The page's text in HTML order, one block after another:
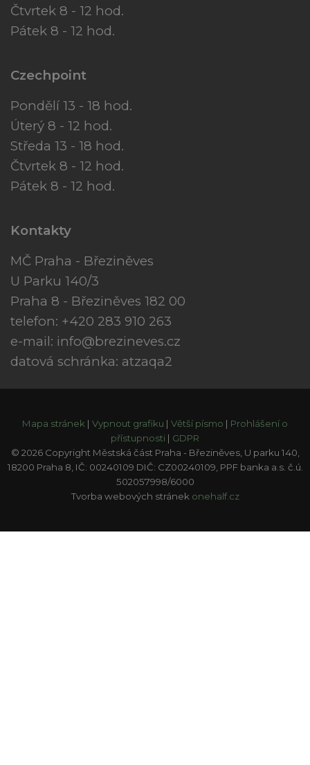
Čtvrtek 8 - 12 hod.
Pátek 8 - 12 hod.
Czechpoint
Pondělí 13 - 18 hod.
Úterý 8 - 12 hod.
Středa 13 - 18 hod.
Čtvrtek 8 - 12 hod.
Pátek 8 - 12 hod.
Kontakty
MČ Praha - Březiněves
U Parku 140/3
Praha 8 - Březiněves 182 00
telefon: +420 283 910 263
e-mail: info@brezineves.cz
datová schránka: atzaqa2
Mapa stránek | Vypnout grafiku | Větší písmo | Prohlášení o
přístupnosti | GDPR
© 2026 Copyright Městská část Praha - Březiněves, U parku 140,
18200 Praha 8, IČ: 00240109 DIČ: CZ00240109, PPF banka a.s. č.ú.
502057998/6000
Tvorba webových stránek onehalf.cz